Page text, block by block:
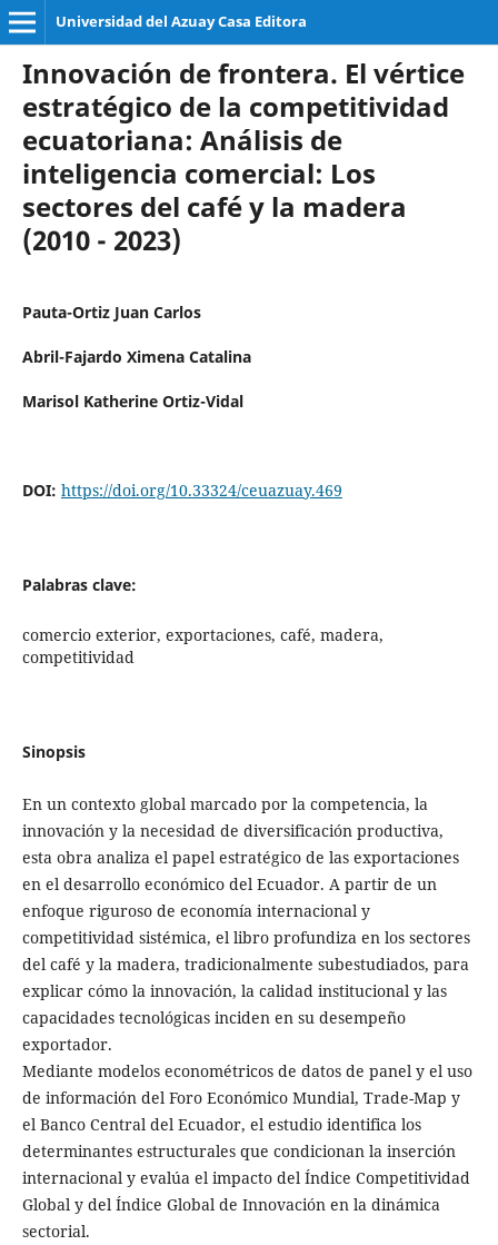
Universidad del Azuay Casa Editora
Innovación de frontera. El vértice
estratégico de la competitividad
ecuatoriana: Análisis de
inteligencia comercial: Los
sectores del café y la madera
(2010 - 2023)
Pauta-Ortiz Juan Carlos
Abril-Fajardo Ximena Catalina
Marisol Katherine Ortiz-Vidal
DOI: https://doi.org/10.33324/ceuazuay.469
Palabras clave:
comercio exterior, exportaciones, café, madera,
competitividad
Sinopsis
En un contexto global marcado por la competencia, la
innovación y la necesidad de diversificación productiva,
esta obra analiza el papel estratégico de las exportaciones
en el desarrollo económico del Ecuador. A partir de un
enfoque riguroso de economía internacional y
competitividad sistémica, el libro profundiza en los sectores
del café y la madera, tradicionalmente subestudiados, para
explicar cómo la innovación, la calidad institucional y las
capacidades tecnológicas inciden en su desempeño
exportador.
Mediante modelos econométricos de datos de panel y el uso
de información del Foro Económico Mundial, Trade-Map y
el Banco Central del Ecuador, el estudio identifica los
determinantes estructurales que condicionan la inserción
internacional y evalúa el impacto del Índice Competitividad
Global y del Índice Global de Innovación en la dinámica
sectorial.